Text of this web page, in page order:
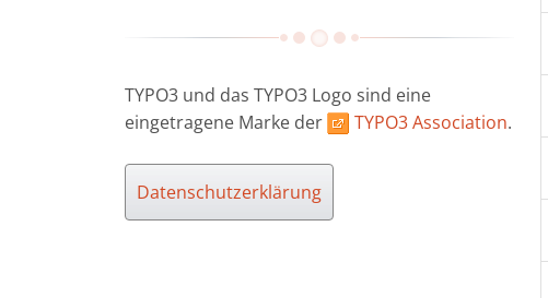
TYPO3 und das TYPO3 Logo sind eine
eingetragene Marke der
TYPO3 Association.
Datenschutzerklärung